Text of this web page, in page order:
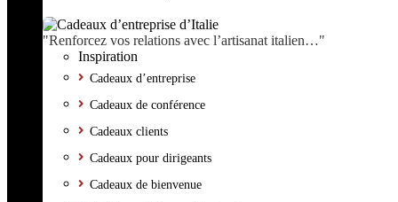
"Renforcez vos relations avec l’artisanat italien…"
Inspiration
Cadeaux d’entreprise
Cadeaux de conférence
Cadeaux clients
Cadeaux pour dirigeants
Cadeaux de bienvenue